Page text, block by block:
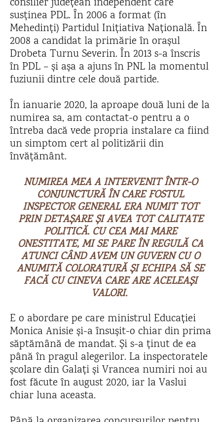
consilier județean independent care
susținea PDL. În 2006 a format (în
Mehedinți) Partidul Inițiativa Națională. În
2008 a candidat la primărie în orașul
Drobeta Turnu Severin. În 2013 s-a înscris
în PDL – și așa a ajuns în PNL la momentul
fuziunii dintre cele două partide.
În ianuarie 2020, la aproape două luni de la
numirea sa, am contactat-o pentru a o
întreba dacă vede propria instalare ca fiind
un simptom cert al politizării din
învățământ.
NUMIREA MEA A INTERVENIT ÎNTR-O
CONJUNCTURĂ ÎN CARE FOSTUL
INSPECTOR GENERAL ERA NUMIT TOT
PRIN DETAȘARE ȘI AVEA TOT CALITATE
POLITICĂ. CU CEA MAI MARE
ONESTITATE, MI SE PARE ÎN REGULĂ CA
ATUNCI CÂND AVEM UN GUVERN CU O
ANUMITĂ COLORATURĂ ȘI ECHIPA SĂ SE
FACĂ CU CINEVA CARE ARE ACELEAȘI
VALORI.
E o abordare pe care ministrul Educației
Monica Anisie și-a însușit-o chiar din prima
săptămână de mandat. Și s-a ținut de ea
până în pragul alegerilor. La inspectoratele
școlare din Galați și Vrancea numiri noi au
fost făcute în august 2020, iar la Vaslui
chiar luna aceasta.